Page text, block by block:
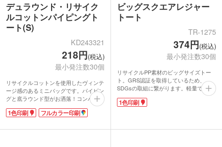
デュラウンド・リサイク
ルコットンパイピングト
ート(S)
KD243321
218円(税込)
最小発注数30個
リサイクルコットンを使用したヴィンテ
ージ感のあるミニバッグです。パイピン
グと底ラウンド型がお洒落！コンパクト
で使いやすいサイズ感でランチバッグや
普段使いにもお勧めです。
工場で出る不要な生地から作られた、
1色印刷 フルカラー印刷
ビッグスクエアレジャー
トート
TR-1275
374円(税込)
最小発注数30個
リサイクルPP素材のビッグサイズトー
ト。GRS認証を取得しているため、
SDGsの取組に繋がります。軽量で水や
汚れに強く、アウトドアなどレジャーに
大活躍！持ち手はショートとロング、2
など、食材やバーベキュー道具を運ぶの
1色印刷